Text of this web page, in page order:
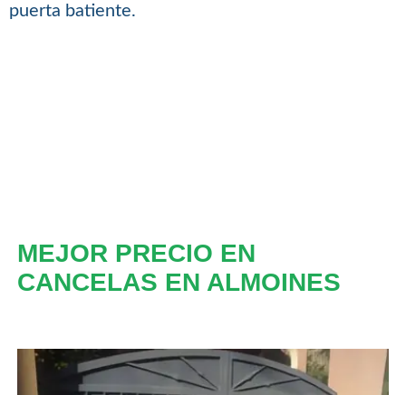
puerta batiente.
MEJOR PRECIO EN
CANCELAS EN ALMOINES